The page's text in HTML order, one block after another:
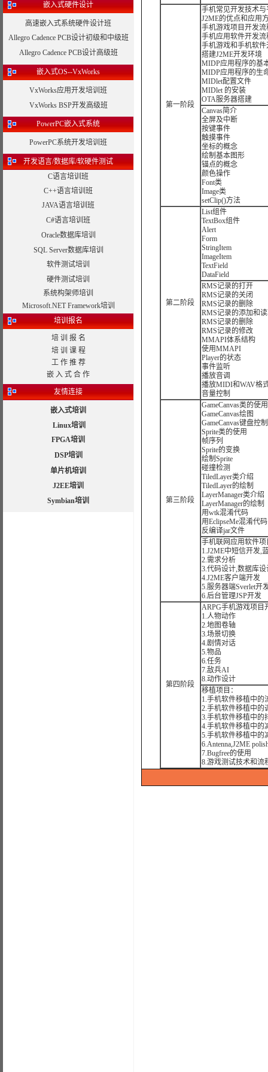
嵌入式硬件设计
高速嵌入式系统硬件设计班
Allegro Cadence PCB设计初级和中级班
Allegro Cadence PCB设计高级班
嵌入式OS--VxWorks
VxWorks应用开发培训班
VxWorks BSP开发高级班
PowerPC嵌入式系统
PowerPC系统开发培训班
开发语言/数据库/软硬件测试
C语言培训班
C++语言培训班
JAVA语言培训班
C#语言培训班
Oracle数据库培训
SQL Server数据库培训
软件测试培训
硬件测试培训
系统构架师培训
Microsoft.NET Framework培训
培训报名
培 训 报 名
培 训 课 程
工 作 推 荐
嵌 入 式 合 作
友情连接
嵌入式培训
Linux培训
FPGA培训
DSP培训
单片机培训
J2EE培训
Symbian培训
第一阶段
手机常见开发技术与
J2ME的优点和应用
手机游戏项目开发流
手机应用软件开发流
手机游戏和手机软
搭建J2ME开发环境
MIDP应用程序的基
MIDP应用程序的生
MIDlet配置文件
MIDlet 的安装
OTA服务器搭建
Canvas简介
全屏及中断
按键事件
触摸事件
坐标的概念
绘制基本图形
锚点的概念
颜色操作
Font类
Image类
setClip()方法
第二阶段
List组件
TextBox组件
Alert
Form
StringItem
ImageItem
TextField
DataField
RMS记录的打开
RMS记录的关闭
RMS记录的删除
RMS记录的添加和
RMS记录的删除
RMS记录的修改
MMAPI体系结构
使用MMAPI
Player的状态
事件监听
播放音调
播放MIDI和WAV格
音量控制
第三阶段
GameCanvas类的使用
GameCanvas绘图
GameCanvas键盘控制
Sprite类的使用
帧序列
Sprite的变换
绘制Sprite
碰撞检测
TiledLayer类介绍
TiledLayer的绘制
LayerManager类介绍
LayerManager的绘制
用wtk混淆代码
用EclipseMe混淆代码
反编译jar文件
手机联网应用软件项
1.J2ME中短信开发,
2.需求分析
3.代码设计,数据库
4.J2ME客户端开发
5.服务器端Sverlet开
6.后台管理JSP开发
第四阶段
ARPG手机游戏项目
1.人物动作
2.地图卷轴
3.场景切换
4.剧情对话
5.物品
6.任务
7.敌兵AI
8.动作设计
移植项目：
1.手机软件移植中的
2.手机软件移植中的
3.手机软件移植中的
4.手机软件移植中的
5.手机软件移植中的
6.Antenna,J2ME
7.Bugfree的使用
8.游戏测试技术和流